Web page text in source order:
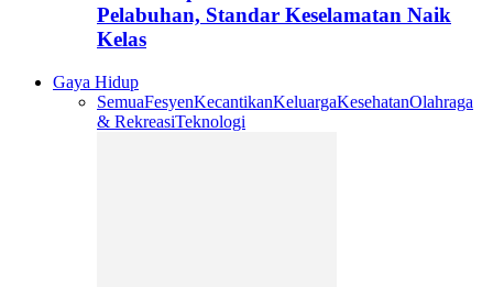
Pelabuhan, Standar Keselamatan Naik
Kelas
Gaya Hidup
SemuaFesyenKecantikanKeluargaKesehatanOlahraga
& RekreasiTeknologi